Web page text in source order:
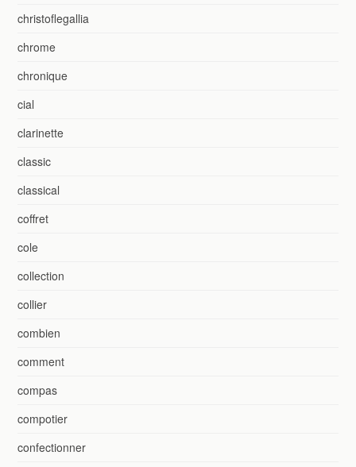
christoflegallia
chrome
chronique
cial
clarinette
classic
classical
coffret
cole
collection
collier
combien
comment
compas
compotier
confectionner